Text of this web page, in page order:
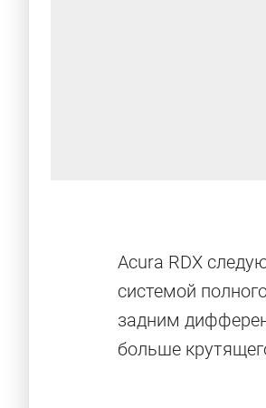
Acura RDX
системой
задним
больше